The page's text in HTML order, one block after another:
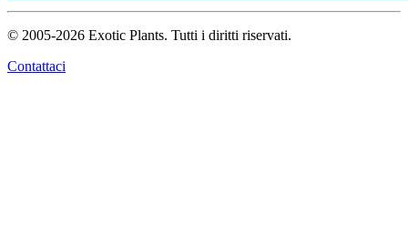
© 2005-2026 Exotic Plants. Tutti i diritti riservati.
Contattaci